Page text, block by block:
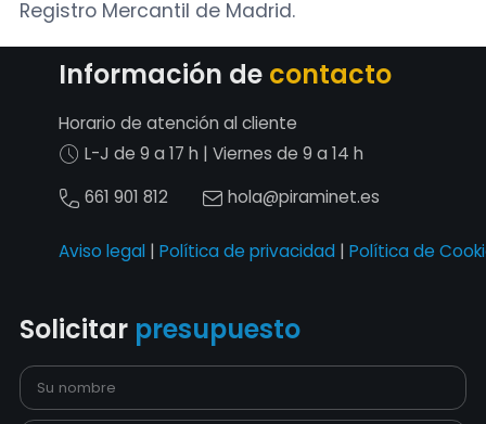
Registro Mercantil de Madrid.
Información de contacto
Horario de atención al cliente
L-J de 9 a 17 h | Viernes de 9 a 14 h
661 901 812
hola@piraminet.es
Aviso legal |Política de privacidad |Política de
Solicitar presupuesto
Piraminet
En línea
¡Hola! Soy tu asistente virtual, ¿en qué
puedo ayudarte?